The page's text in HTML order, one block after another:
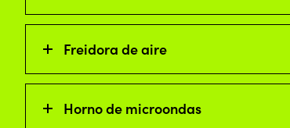
Freidora de aire
Horno de microondas